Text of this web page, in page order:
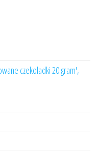
czekoladki 20 gram',